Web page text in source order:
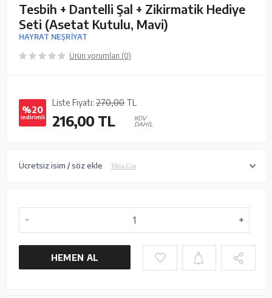
Tesbih + Dantelli Şal + Zikirmatik Hediye
Seti (Asetat Kutulu, Mavi)
HAYRAT NEŞRİYAT
Ürün yorumları (0)
%20
indirimli
Liste Fiyatı: 270,00 TL
216,00 TL
KDV
DAHİL
Ücretsiz isim / söz ekle Tıkla Gör
HEMEN AL